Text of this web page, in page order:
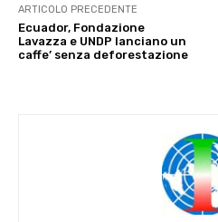
ARTICOLO PRECEDENTE
Ecuador, Fondazione
Lavazza e UNDP lanciano un
caffe’ senza deforestazione